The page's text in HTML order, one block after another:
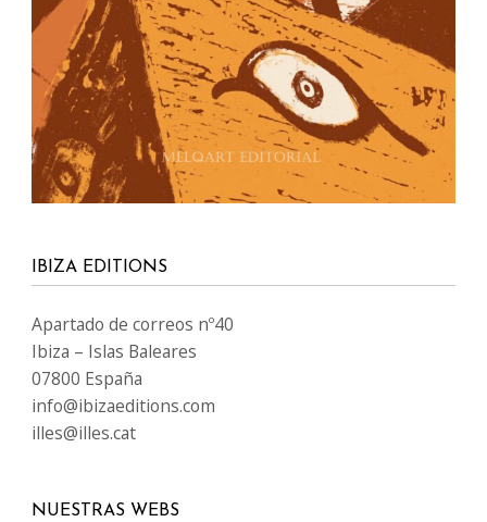
IBIZA EDITIONS
Apartado de correos nº40
Ibiza – Islas Baleares
07800 España
info@ibizaeditions.com
illes@illes.cat
NUESTRAS WEBS